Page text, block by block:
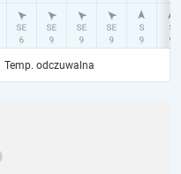
Temp. odczuwalna